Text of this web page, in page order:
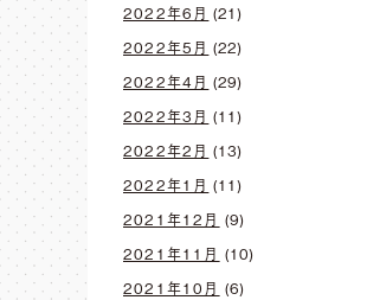
2022年6月 (21)
2022年5月 (22)
2022年4月 (29)
2022年3月 (11)
2022年2月 (13)
2022年1月 (11)
2021年12月 (9)
2021年11月 (10)
2021年10月 (6)